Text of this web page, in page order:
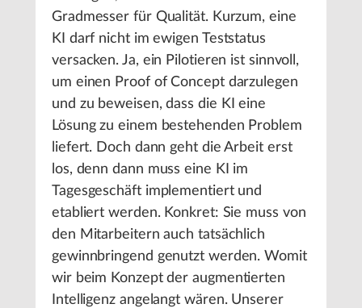
Gradmesser für Qualität. Kurzum, eine
KI darf nicht im ewigen Teststatus
versacken. Ja, ein Pilotieren ist sinnvoll,
um einen Proof of Concept darzulegen
und zu beweisen, dass die KI eine
Lösung zu einem bestehenden Problem
liefert. Doch dann geht die Arbeit erst
los, denn dann muss eine KI im
Tagesgeschäft implementiert und
etabliert werden. Konkret: Sie muss von
den Mitarbeitern auch tatsächlich
gewinnbringend genutzt werden. Womit
wir beim Konzept der augmentierten
Intelligenz angelangt wären. Unserer